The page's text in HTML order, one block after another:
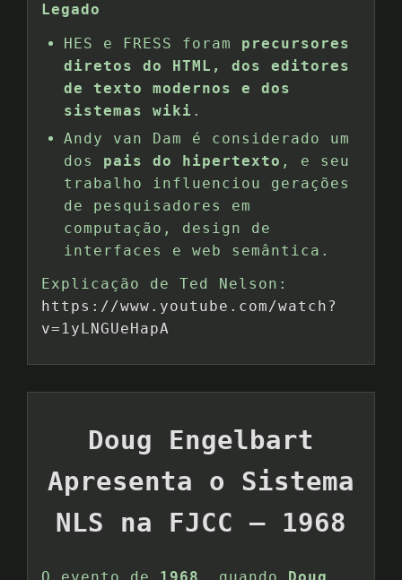
Legado
HES e FRESS foram precursores
diretos do HTML, dos editores
de texto modernos e dos
sistemas wiki .
Andy van Dam é considerado um
dos pais do hipertexto , e seu
trabalho influenciou gerações
de pesquisadores em
computação, design de
interfaces e web semântica.
Explicação de Ted Nelson:
https://www.youtube.com/watch?
v=1yLNGUeHapA
Doug Engelbart
Apresenta o Sistema
NLS na FJCC – 1968